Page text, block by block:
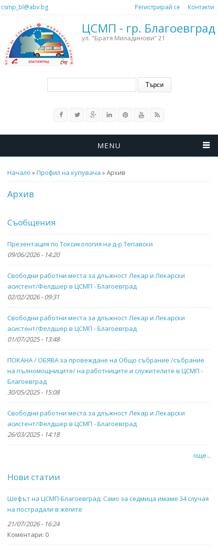
Премини към основното съдържание
csmp_bl@abv.bg Регистрирай се Контакти
ЦСМП - гр. Благоевград
ул. "Братя Миладинови“ 21
MENU
Вие сте тук
Начало »Профил на купувача » Архив
Архив
Съобщения
Презентация по Токсикология на д-р Тепавски
09/06/2026 - 14:20
Свободни работни места за длъжност Лекар и Лекарски
асистент/Фелдшер в ЦСМП - Благоевград
02/02/2026 - 09:31
Свободни работни места за длъжност Лекар и Лекарски
асистент/Фелдшер в ЦСМП - Благоевград
01/07/2025 - 13:48
ПОКАНА / ОБЯВА за провеждане на Общо събрание /събрание
на пълномощниците/ на работниците и служителите в ЦСМП -
Благоевград
30/05/2025 - 15:08
Свободни работни места за длъжност Лекар и Лекарски
асистент/Фелдшер в ЦСМП - Благоевград
26/03/2025 - 14:18
още...
Нови статии
Шефът на ЦСМП-Благоевград: Само за седмица имаме 34 случая
на пострадали в жегите
21/07/2026 - 16:24
Коментари: 0